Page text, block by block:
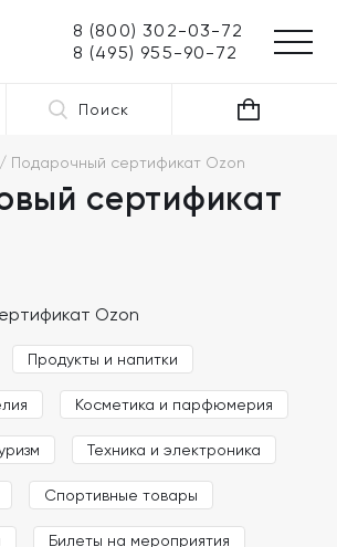
8 (800) 302-03-72
8 (495) 955-90-72
Поиск
Подарочный сертификат Ozon
сертификат
Продукты и напитки
Косметика и парфюмерия
Техника и электроника
Спортивные товары
Билеты на мероприятия